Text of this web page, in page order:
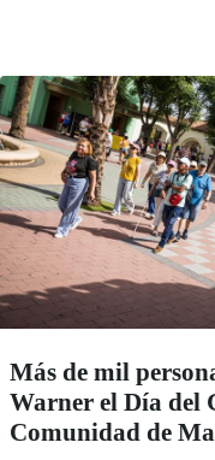
Más de mil
Warner el Día del
Comunidad de